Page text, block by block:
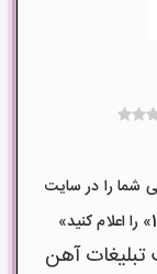
شما را در سایت
آهن